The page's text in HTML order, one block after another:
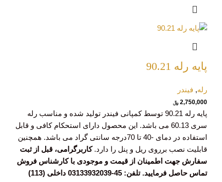
پایه رله 90.21
رله, فیندر
2,750,000 ﷼
پایه رله 90.21 توسط کمپانی فیندر تولید شده و مناسب رله
سری 60.13 می باشد. این محصول دارای استحکام کافی و قابل
استفاده در دمای -40 تا 70درجه سانتی گراد می باشد. همچنین
قابلیت نصب برروی ریل و پنل را دارد.کاربرگرامی، قبل از ثبت
سفارش جهت اطمینان از قیمت و موجودی با کارشناس فروش
تماس حاصل فرمایید. تلفن: 45-03133932039 داخلی (113)